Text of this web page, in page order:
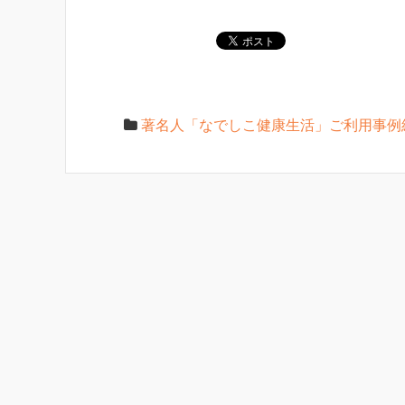
著名人「なでしこ健康生活」ご利用事例